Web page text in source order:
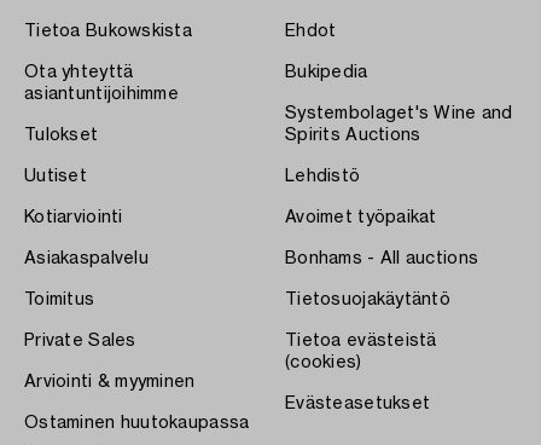
Tietoa Bukowskista
Ota yhteyttä
asiantuntijoihimme
Tulokset
Uutiset
Kotiarviointi
Asiakaspalvelu
Toimitus
Private Sales
Arviointi & myyminen
Ostaminen huutokaupassa
Ehdot
Bukipedia
Systembolaget's Wine and
Spirits Auctions
Lehdistö
Avoimet työpaikat
Bonhams - All auctions
Tietosuojakäytäntö
Tietoa evästeistä
(cookies)
Evästeasetukset